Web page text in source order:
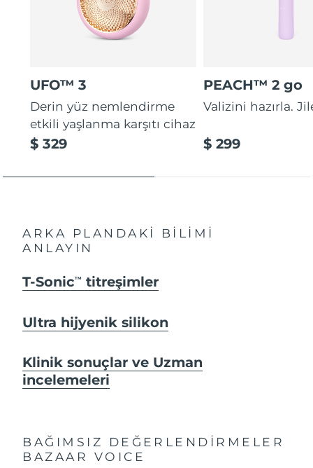
UFO™ 3
Derin yüz nemlendirme
etkili yaşlanma karşıtı cihaz
$ 329
PEACH™ 2 go
Valizini hazırla.
$ 299
ARKA PLANDAKİ BİLİMİ
ANLAYIN
T-SonicTM titreşimler
Ultra hijyenik silikon
Klinik sonuçlar ve Uzman
incelemeleri
BAĞIMSIZ DEĞERLENDİRMELER
BAZAAR VOICE